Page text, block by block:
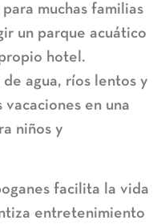
muchas familias
un parque acuático
hotel.
agua, ríos lentos y
en una
niños y
facilita la vida
entretenimiento